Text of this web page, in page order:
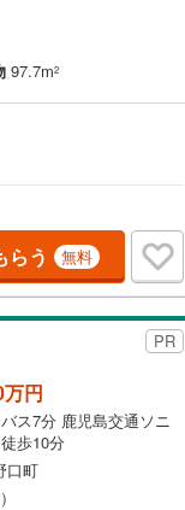
97.7m2
らう 無料
PR
円
ス7分 鹿児島交通ソニ
歩10分
口町
て